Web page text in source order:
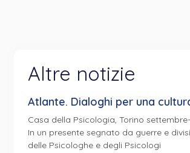
Altre notizie
Atlante. Dialoghi per una
Casa della Psicologia, Torino
In un presente segnato da guerre e
delle Psicologhe e degli Psicologi